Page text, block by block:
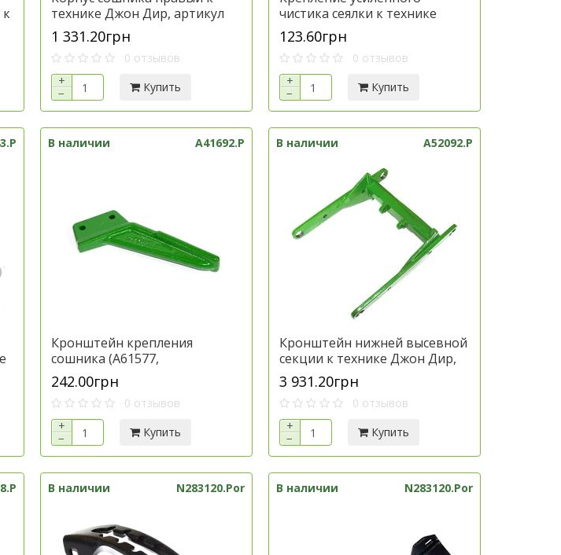
к
технике Джон Дир, артикул
N280446
1 331.20грн
0 отзывов
+
−
Купить
чистика сеялки к технике
Джон Дир, артикул A64447.P
123.60грн
0 отзывов
+
−
Купить
В наличии A41692.P
Кронштейн крепления
сошника (A61577,
GB0103,GB0241,A24899,GB6241,AA54755.P)
к технике Джон Дир, артикул
A41692.P
242.00грн
0 отзывов
+
−
Купить
В наличии A52092.P
Кронштейн нижней высевной
секции к технике Джон Дир,
артикул A52092.P
3 931.20грн
0 отзывов
+
−
Купить
В наличии N283120.Por В наличии N283120.Por